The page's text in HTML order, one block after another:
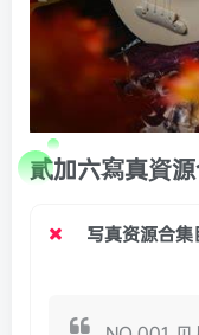
貳加六寫真資
写真资源合集